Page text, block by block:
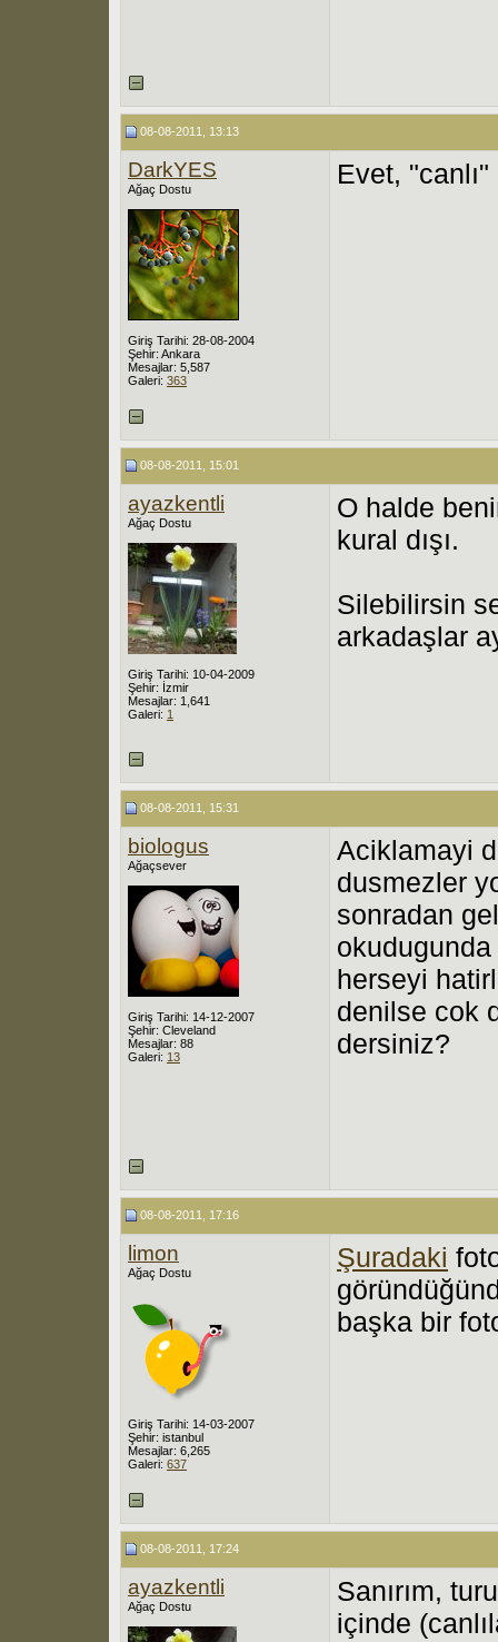
08-08-2011, 13:13
DarkYES
Ağaç Dostu
Giriş Tarihi: 28-08-2004
Şehir: Ankara
Mesajlar: 5,587
Galeri: 363
Evet, "canlı"
08-08-2011, 15:01
ayazkentli
Ağaç Dostu
Giriş Tarihi: 10-04-2009
Şehir: İzmir
Mesajlar: 1,641
Galeri: 1
O halde
kural dışı.
Silebilirsin
arkadaşlar
08-08-2011, 15:31
biologus
Ağaçsever
Giriş Tarihi: 14-12-2007
Şehir: Cleveland
Mesajlar: 88
Galeri: 13
Aciklamayi
dusmezler
sonradan
herseyi
denilse cok
dersiniz?
08-08-2011, 17:16
limon
Ağaç Dostu
Giriş Tarihi: 14-03-2007
Şehir: istanbul
Mesajlar: 6,265
Galeri: 637
Şuradaki
başka bir
08-08-2011, 17:24
ayazkentli
Ağaç Dostu
Sanırım,
içinde